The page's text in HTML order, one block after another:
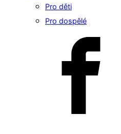
Pro děti
Pro dospělé